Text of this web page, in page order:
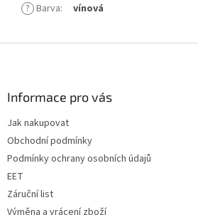
? Barva: vínová
Informace pro vás
Jak nakupovat
Obchodní podmínky
Podmínky ochrany osobních údajů
EET
Záruční list
Výměna a vrácení zboží